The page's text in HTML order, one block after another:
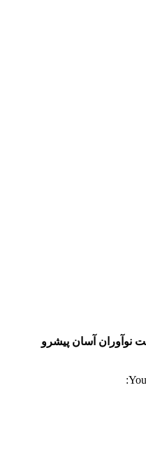
نوآوران آسان پیشرو